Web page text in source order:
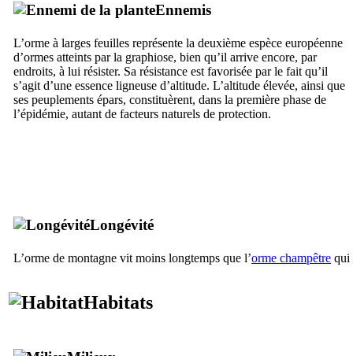
Ennemis
L’orme à larges feuilles représente la deuxième espèce européenne
d’ormes atteints par la graphiose, bien qu’il arrive encore, par
endroits, à lui résister. Sa résistance est favorisée par le fait qu’il
s’agit d’une essence ligneuse d’altitude. L’altitude élevée, ainsi que
ses peuplements épars, constituèrent, dans la première phase de
l’épidémie, autant de facteurs naturels de protection.
Longévité
L’orme de montagne vit moins longtemps que l’orme champêtre qui
Habitats